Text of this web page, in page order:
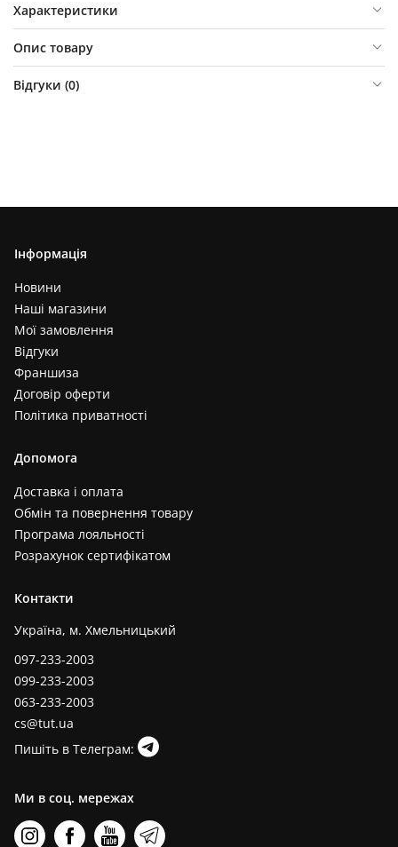
Характеристики
Опис товару
Відгуки (0)
Інформація
Новини
Наші магазини
Мої замовлення
Відгуки
Франшиза
Договір оферти
Політика приватності
Допомога
Доставка і оплата
Обмін та повернення товару
Програма лояльності
Розрахунок сертифікатом
Контакти
Україна, м. Хмельницький
097-233-2003
099-233-2003
063-233-2003
cs@tut.ua
Пишіть в Телеграм:
Ми в соц. мережах